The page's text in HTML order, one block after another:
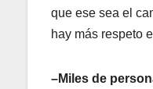
que ese sea el
hay más respeto
–Miles de